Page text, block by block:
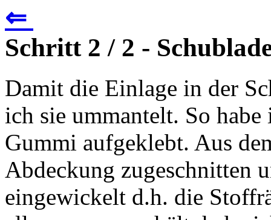
⇐
Schritt 2 / 2 -
Damit die Einlage in der
ich sie ummantelt. So
Gummi aufgeklebt. Aus
Abdeckung zugeschnitten
eingewickelt d.h. die